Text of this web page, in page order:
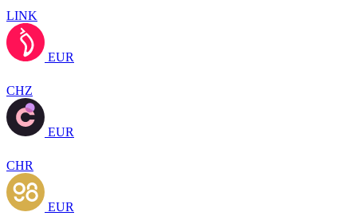
LINK
EUR
CHZ
EUR
CHR
EUR